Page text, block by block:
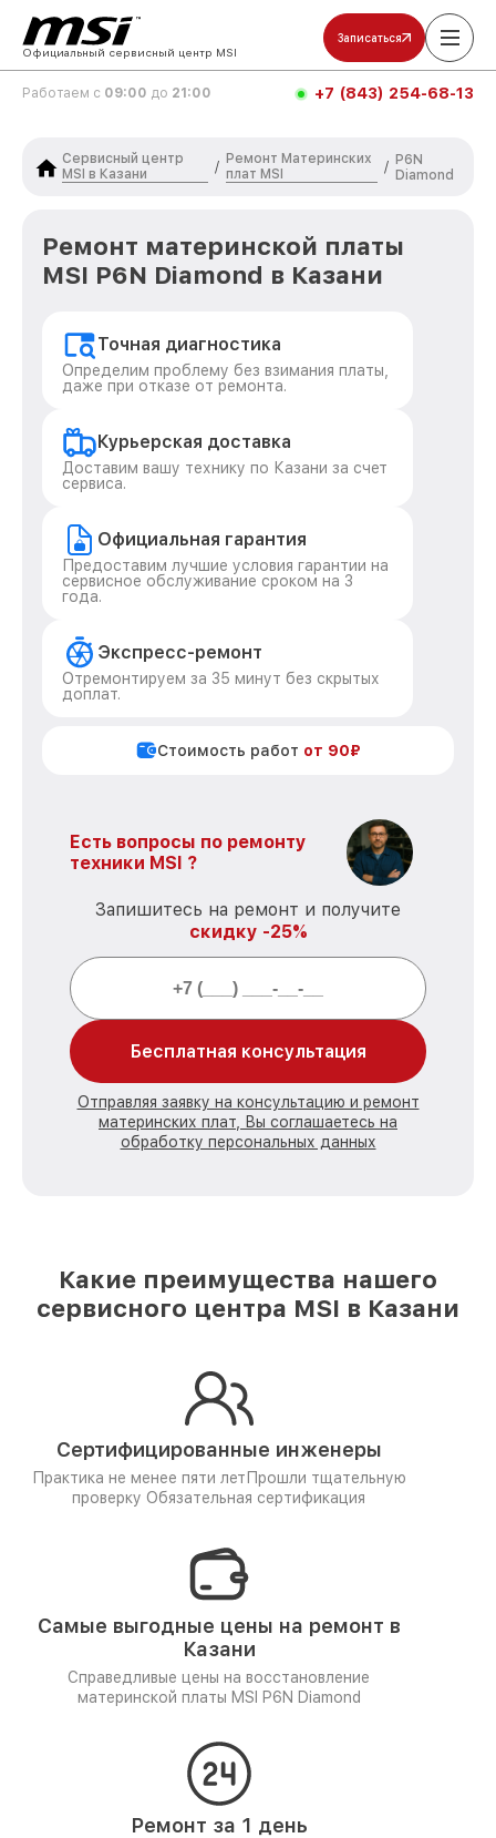
Официальный сервисный центр MSI
Записаться
Работаем с 09:00 до 21:00 +7 (843) 254-68-13
Сервисный центр
MSI в Казани
/
Ремонт Материнских
плат MSI
/ P6N
Diamond
Ремонт материнской платы
MSI P6N Diamond в Казани
Точная диагностика
Определим проблему без взимания платы,
даже при отказе от ремонта.
Курьерская доставка
Доставим вашу технику по Казани за счет
сервиса.
Официальная гарантия
Предоставим лучшие условия гарантии на
сервисное обслуживание сроком на 3
года.
Экспресс-ремонт
Отремонтируем за 35 минут без скрытых
доплат.
Стоимость работ от 90₽
Есть вопросы по ремонту
техники MSI ?
Запишитесь на ремонт и получите
скидку -25%
Бесплатная консультация
Отправляя заявку на консультацию и ремонт
материнских плат, Вы соглашаетесь на
обработку персональных данных
Какие преимущества нашего
сервисного центра MSI в Казани
Сертифицированные инженеры
Практика не менее пяти лет Прошли тщательную
проверку Обязательная сертификация
Самые выгодные цены на ремонт в
Казани
Справедливые цены на восстановление
материнской платы MSI P6N Diamond
Ремонт за 1 день